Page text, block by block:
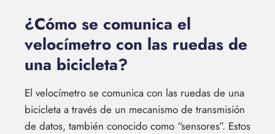
¿Cómo se comunica el
velocímetro con las ruedas de
una bicicleta?
El velocímetro se comunica con las ruedas de una
bicicleta a través de un mecanismo de transmisión
de datos, también conocido como “sensores”. Estos